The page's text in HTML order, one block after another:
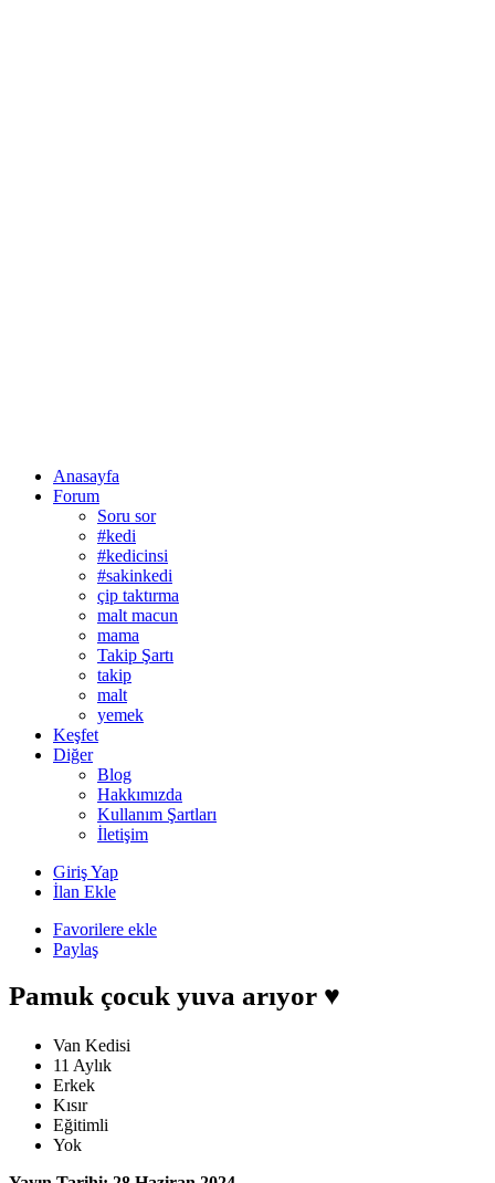
Anasayfa
Forum
Soru sor
#kedi
#kedicinsi
#sakinkedi
çip taktırma
malt macun
mama
Takip Şartı
takip
malt
yemek
Keşfet
Diğer
Blog
Hakkımızda
Kullanım Şartları
İletişim
Giriş Yap
İlan Ekle
Favorilere ekle
Paylaş
Pamuk çocuk yuva arıyor ♥️
Van Kedisi
11 Aylık
Erkek
Kısır
Eğitimli
Yok